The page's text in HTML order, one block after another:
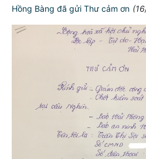
Hồng Bàng đã gửi Thư cảm ơn